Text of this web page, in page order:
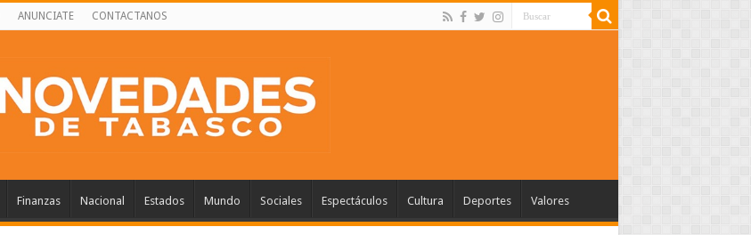
ANUNCIATE CONTACTANOS
Finanzas Nacional Estados Mundo Sociales Espectáculos Cultura Deportes Valores